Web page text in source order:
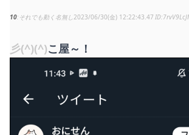
10 それでも動く名無し2023/06/30(金) 12:22:43.47
彡(^)(^)こ屋～！